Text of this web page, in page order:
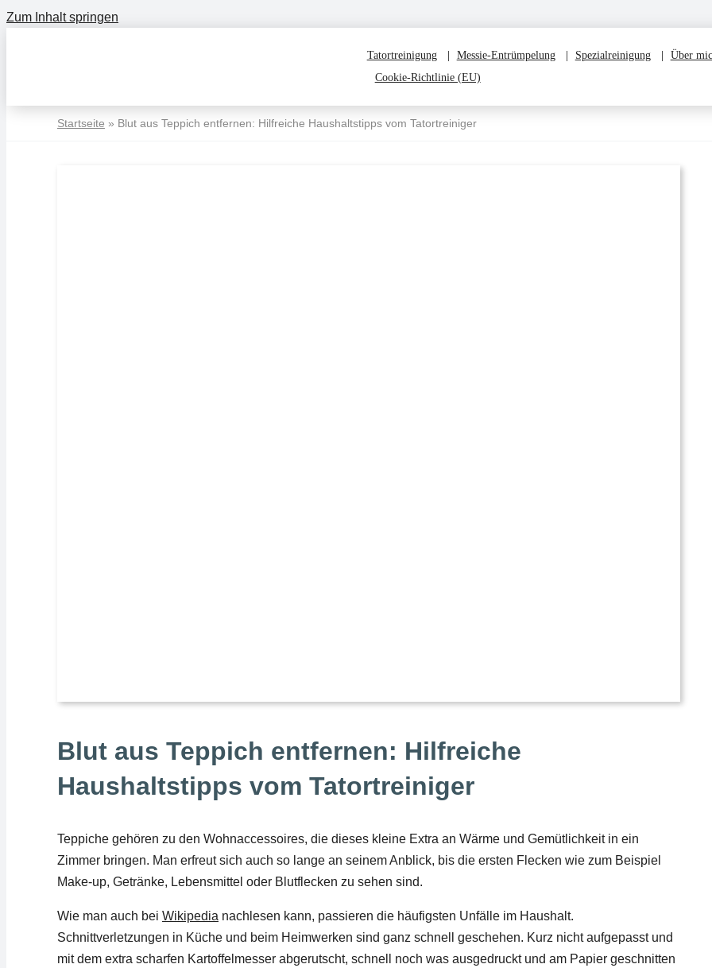
Zum Inhalt springen
Tatortreinigung Messie-Entrümpelung Spezialreinigung Über
Cookie-Richtlinie (EU)
Startseite » Blut aus Teppich entfernen: Hilfreiche Haushaltstipps vom Tatortreiniger
Blut aus Teppich entfernen: Hilfreiche
Haushaltstipps vom Tatortreiniger
Teppiche gehören zu den Wohnaccessoires, die dieses kleine Extra an Wärme und Gemütlichkeit in ein
Zimmer bringen. Man erfreut sich auch so lange an seinem Anblick, bis die ersten Flecken wie zum Beispiel
Make-up, Getränke, Lebensmittel oder Blutflecken zu sehen sind.
Wie man auch bei Wikipedia nachlesen kann, passieren die häufigsten Unfälle im Haushalt.
Schnittverletzungen in Küche und beim Heimwerken sind ganz schnell geschehen. Kurz nicht aufgepasst und
mit dem extra scharfen Kartoffelmesser abgerutscht, schnell noch was ausgedruckt und am Papier geschnitten